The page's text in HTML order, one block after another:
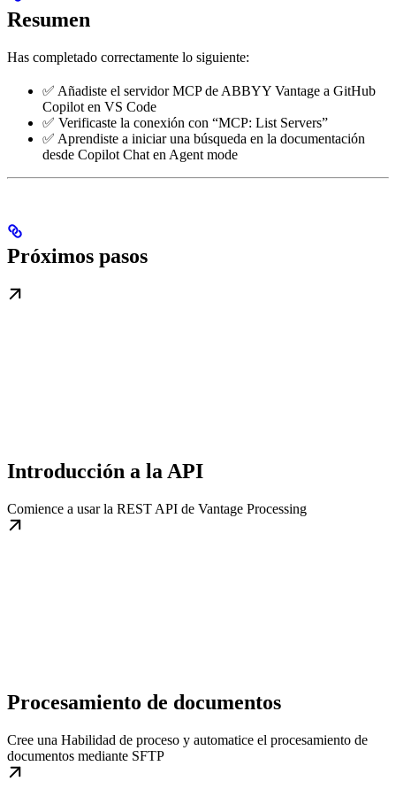
Resumen
Has completado correctamente lo siguiente:
✅ Añadiste el servidor MCP de ABBYY Vantage a GitHub
Copilot en VS Code
✅ Verificaste la conexión con “MCP: List Servers”
✅ Aprendiste a iniciar una búsqueda en la documentación
desde Copilot Chat en Agent mode
Próximos pasos
Introducción a la API
Comience a usar la REST API de Vantage Processing
Procesamiento de documentos
Cree una Habilidad de proceso y automatice el procesamiento de
documentos mediante SFTP